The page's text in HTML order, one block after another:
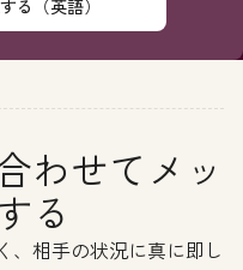
る（英語）
わせてメッ
る
、相手の状況に真に即し